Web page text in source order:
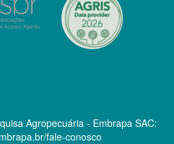
Agropecuária - Embrapa SAC:
fale-conosco